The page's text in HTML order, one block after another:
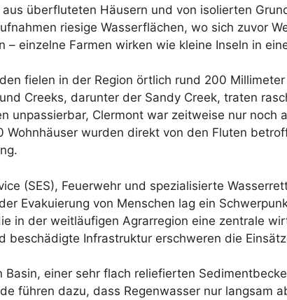
überfluteten Häusern und von isolierten
riesige Wasserflächen, wo sich zuvor
einzelne Farmen wirken wie kleine Inseln in
fielen in der Region örtlich rund 200
Creeks, darunter der Sandy Creek, traten
unpassierbar, Clermont war zeitweise nur noch
Wohnhäuser wurden direkt von den Fluten
(SES), Feuerwehr und spezialisierte
Evakuierung von Menschen lag ein
in der weitläufigen Agrarregion eine zentrale
beschädigte Infrastruktur erschweren die
Basin, einer sehr flach reliefierten
führen dazu, dass Regenwasser nur langsam